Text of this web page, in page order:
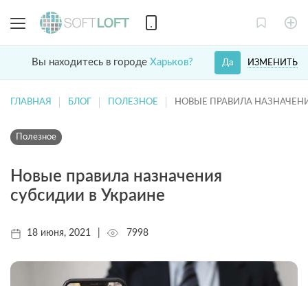
Вы находитесь в городе Харьков? ИЗМЕНИТЬ
Да
ГЛАВНАЯ БЛОГ ПОЛЕЗНОЕ НОВЫЕ ПРАВИЛА
Полезное
Новые правила назначения
субсидии в Украине
18 июня, 2021 7998